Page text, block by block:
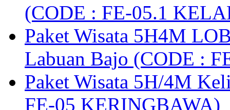
(CODE : FE-05.1
Paket Wisata 5H4M
Labuan Bajo (CODE :
Paket Wisata 5H/4M
FE-05 KERINGBAWA)